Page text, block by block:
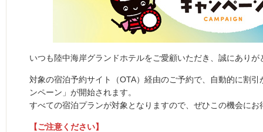
いつも陸中海岸グランドホテルをご愛顧いただき、誠にありが
対象の宿泊予約サイト（OTA）経由のご予約で、自動的に割
ンペーン」が開始されます。
すべての宿泊プランが対象となりますので、ぜひこの機会に
【ご注意ください】